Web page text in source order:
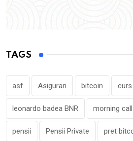
TAGS
asf Asigurari bitcoin
leonardo badea BNR morning call
pensii Pensii Private pret